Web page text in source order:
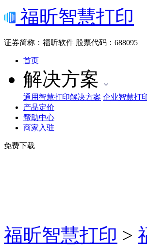
福昕智慧打印
证券简称：福昕软件 股票代码：688095
首页
解决方案
通用智慧打印解决方案 企业智慧打
产品定价
帮助中心
商家入驻
免费下载
福昕智慧打印 >